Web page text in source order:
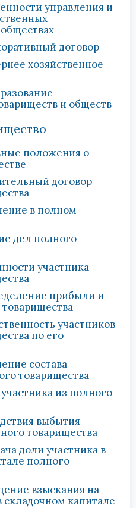
управления и
договор
хозяйственное
и обществ
положения о
договор
в полном
дел полного
участника
прибыли и
участников
по его
состава
товарищества
из полного
выбытия
товарищества
доли участника в
полного
взыскания на
складочном капитале